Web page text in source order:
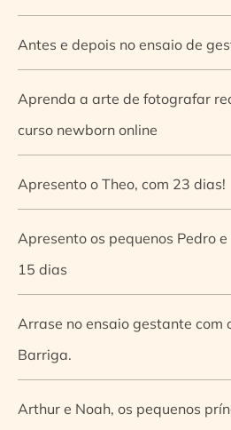
Antes e depois no ensaio de
Aprenda a arte de fotografar
curso newborn online
Apresento o Theo, com 23 dias!
Apresento os pequenos Pedro
15 dias
Arrase no ensaio gestante com
Barriga.
Arthur e Noah, os pequenos